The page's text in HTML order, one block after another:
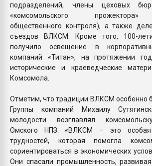
подразделений, члены цеховых
«комсомольского прожектора»
общественного контроля), а также
съездов ВЛКСМ. Кроме того, 100-
получило освещение в
компаний «Титан», на протяжении
исторические и краеведческие
Комсомола.
Отметим, что традиции ВЛКСМ особенно
Группы компаний Михаилу
молодости возглавлял
Омского НПЗ. «ВЛКСМ – это особая
трудностей, которая помогла
сориентироваться в экономических
Они спасали промышленность,